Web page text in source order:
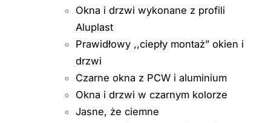
Okna i drzwi wykonane z profili
Aluplast
Prawidłowy ,,ciepły montaż” okien i
drzwi
Czarne okna z PCW i aluminium
Okna i drzwi w czarnym kolorze
Jasne, że ciemne